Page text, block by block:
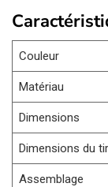
Couleur
Matériau
Dimensions
Dimensions du
Assemblage